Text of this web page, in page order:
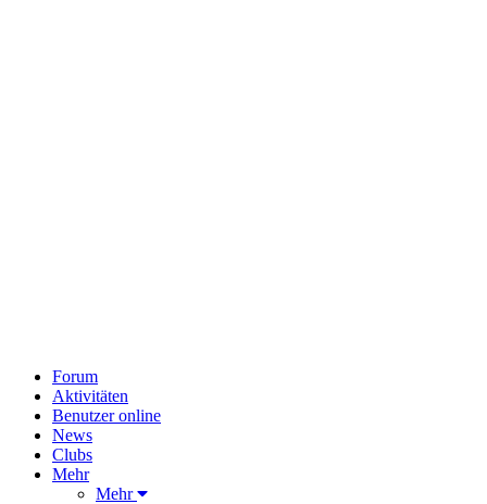
Forum
Aktivitäten
Benutzer online
News
Clubs
Mehr
Mehr